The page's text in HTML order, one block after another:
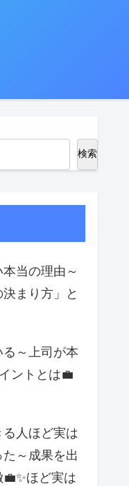
検索
当の理由～
まり方」と
～上司が本
ントとは💼
人ほど実は
た～成果を出
ほど実は